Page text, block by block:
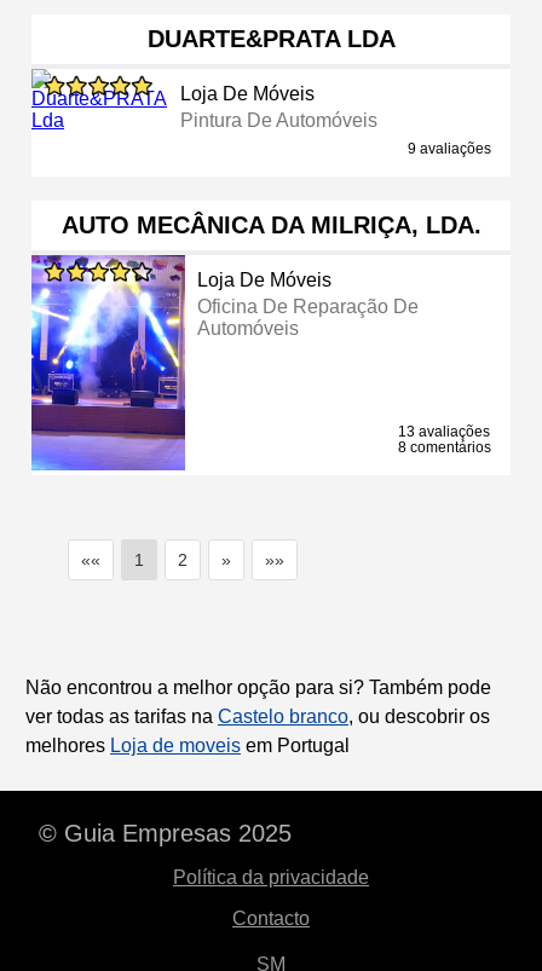
DUARTE&PRATA LDA
Loja De Móveis
Pintura De Automóveis
9 avaliações
AUTO MECÂNICA DA MILRIÇA, LDA.
Loja De Móveis
Oficina De Reparação De
Automóveis
13 avaliações
8 comentários
«« 1 2 » »»
Não encontrou a melhor opção para si? Também pode
ver todas as tarifas na Castelo branco, ou descobrir os
melhores Loja de moveis em Portugal
© Guia Empresas 2025
Política da privacidade
Contacto
SM